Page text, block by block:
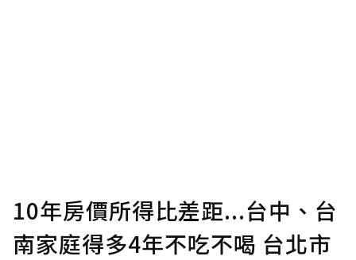
10年房價所得比差距...台中、台
南家庭得多4年不吃不喝 台北市